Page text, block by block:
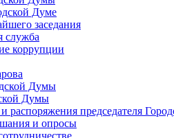
Думе
заседания
служба
коррупции
Думы
Думы
распоряжения председателя
и опросы